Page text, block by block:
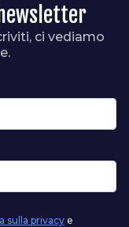
ci vediamo
sulla privacy e